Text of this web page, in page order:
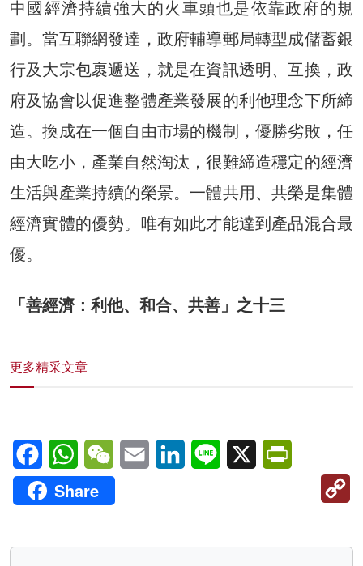
中國經濟持續強大的火車頭也是依靠政府的規
劃。當互聯網發達，政府輔導郵局轉型成儲蓄銀
行及大宗包裹遞送，就是在資訊透明、互換，政
府及協會以促進整體產業發展的利他理念下所締
造。換成在一個自由市場的機制，優勝劣敗，任
由大吃小，產業自然淘汰，很難締造穩定的經濟
生活與產業持續的榮景。一體共用、共榮是集體
經濟實體的優勢。唯有如此才能達到產品混合最
優。
「善經濟：利他、和合、共善」之十三
更多精采文章
FacebookWhatsAppWeChatEmail LinkedInLine X
Share